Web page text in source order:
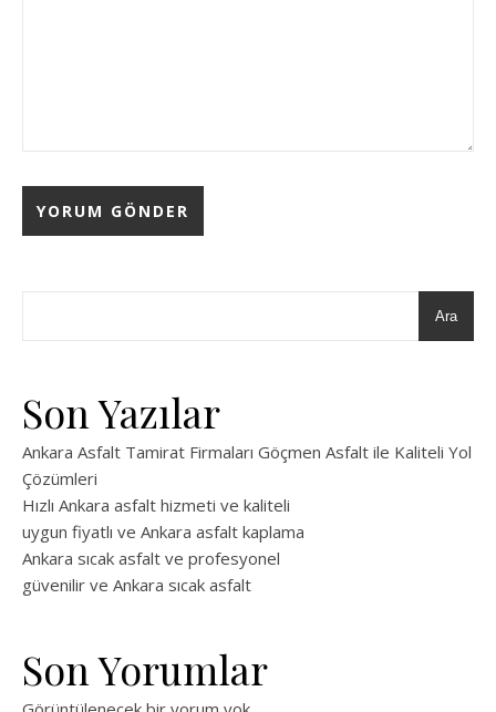
Ara
Son Yazılar
Ankara Asfalt Tamirat Firmaları Göçmen Asfalt ile Kaliteli Yol
Çözümleri
Hızlı Ankara asfalt hizmeti ve kaliteli
uygun fiyatlı ve Ankara asfalt kaplama
Ankara sıcak asfalt ve profesyonel
güvenilir ve Ankara sıcak asfalt
Son Yorumlar